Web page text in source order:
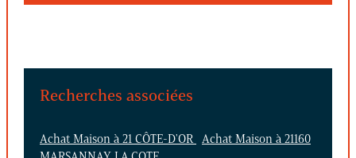
Recherches associées
Achat Maison à 21 CÔTE-D'OR Achat Maison à 21160